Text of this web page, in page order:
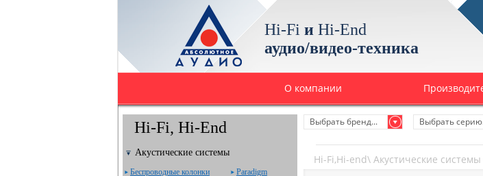
Hi-Fi и Hi-End
аудио/видео-техника
О компании
Выбрать бренд... Выбрать
Hi-Fi,Hi-end\ Акустические системы
Hi-Fi, Hi-End
Акустические системы
Беспроводные колонки
Paradigm